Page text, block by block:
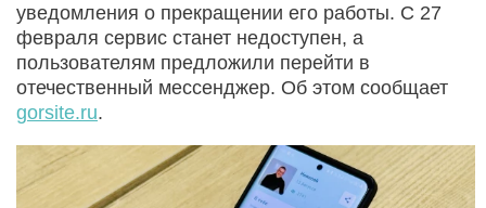
уведомления о прекращении его работы. С 27
февраля сервис станет недоступен, а
пользователям предложили перейти в
отечественный мессенджер. Об этом сообщает
gorsite.ru.